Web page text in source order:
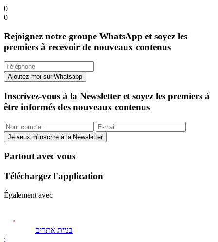
0
0
Rejoignez notre groupe WhatsApp et soyez les
premiers à recevoir de nouveaux contenus
Ajoutez-moi sur Whatsapp
Inscrivez-vous à la Newsletter et soyez les premiers à
être informés des nouveaux contenus
Je veux m'inscrire à la Newsletter
Partout avec vous
Téléchargez l'application
Également avec
בניית אתרים
: